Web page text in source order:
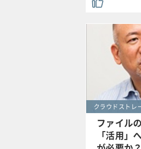
クラウドストレ
ファイル
「活用」